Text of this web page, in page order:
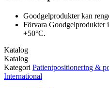
Goodgelprodukter kan
Förvara Goodgelprodukter
+50°C.
Katalog
Katalog
Kategori Patientpositionering &
International